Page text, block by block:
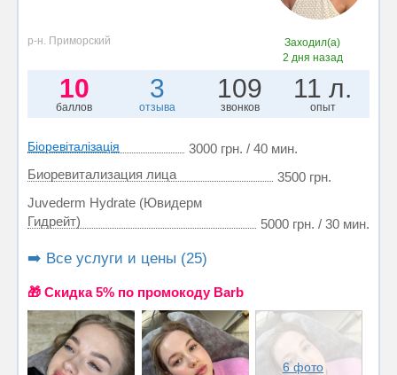
р-н. Приморский
Заходил(а)
2 дня назад
10
баллов
3
отзыва
109
звонков
11 л.
опыт
Біоревіталізація
3000 грн. / 40 мин.
Биоревитализация лица
3500 грн.
Juvederm Hydrate (Ювидерм
Гидрейт)
5000 грн. / 30 мин.
➡️ Все услуги и цены (25)
🎁 Cкидка 5% по промокоду Barb
6 фото